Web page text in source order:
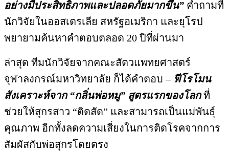
อย่างมีประสิทธิภาพและปลอดภัยมากขึ้น” คำถามที่
นักวิจัยในออสเตรเลีย สหรัฐอเมริกา และยุโรป
พยายามค้นหาคำตอบตลอด 20 ปีที่ผ่านมา
ล่าสุด ทีมนักวิจัยจากคณะสัตวแพทยศาสตร์
จุฬาลงกรณ์มหาวิทยาลัย ก็ได้คำตอบ – ฟีโรโมน
สังเคราะห์จาก “กลิ่นพ่อหมู” สูตรแรกของโลกที่
ช่วยให้สุกรสาว “ติดสัด” และสามารถเป็นแม่พันธุ์
คุณภาพ อีกทั้งลดความเสี่ยงในการติดโรคจากการ
สัมผัสกับพ่อสุกรโดยตรง